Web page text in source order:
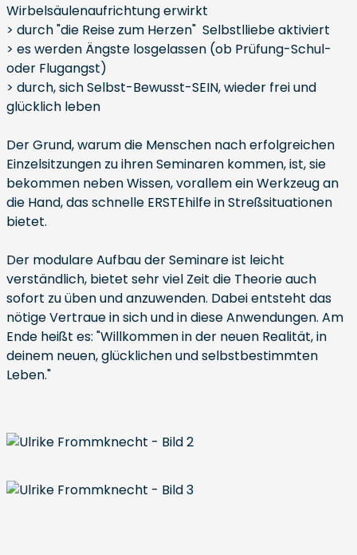
Wirbelsäulenaufrichtung erwirkt
> durch "die Reise zum Herzen" Selbstlliebe aktiviert
> es werden Ängste losgelassen (ob Prüfung-Schul-
oder Flugangst)
> durch, sich Selbst-Bewusst-SEIN, wieder frei und
glücklich leben
Der Grund, warum die Menschen nach erfolgreichen
Einzelsitzungen zu ihren Seminaren kommen, ist, sie
bekommen neben Wissen, vorallem ein Werkzeug an
die Hand, das schnelle ERSTEhilfe in Streßsituationen
bietet.
Der modulare Aufbau der Seminare ist leicht
verständlich, bietet sehr viel Zeit die Theorie auch
sofort zu üben und anzuwenden. Dabei entsteht das
nötige Vertraue in sich und in diese Anwendungen. Am
Ende heißt es: "Willkommen in der neuen Realität, in
deinem neuen, glücklichen und selbstbestimmten
Leben."